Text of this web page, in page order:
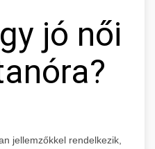
jó női
jellemzőkkel rendelkezik,